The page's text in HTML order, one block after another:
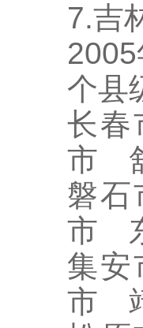
7.吉
个县
长
市
磐
市
集
市